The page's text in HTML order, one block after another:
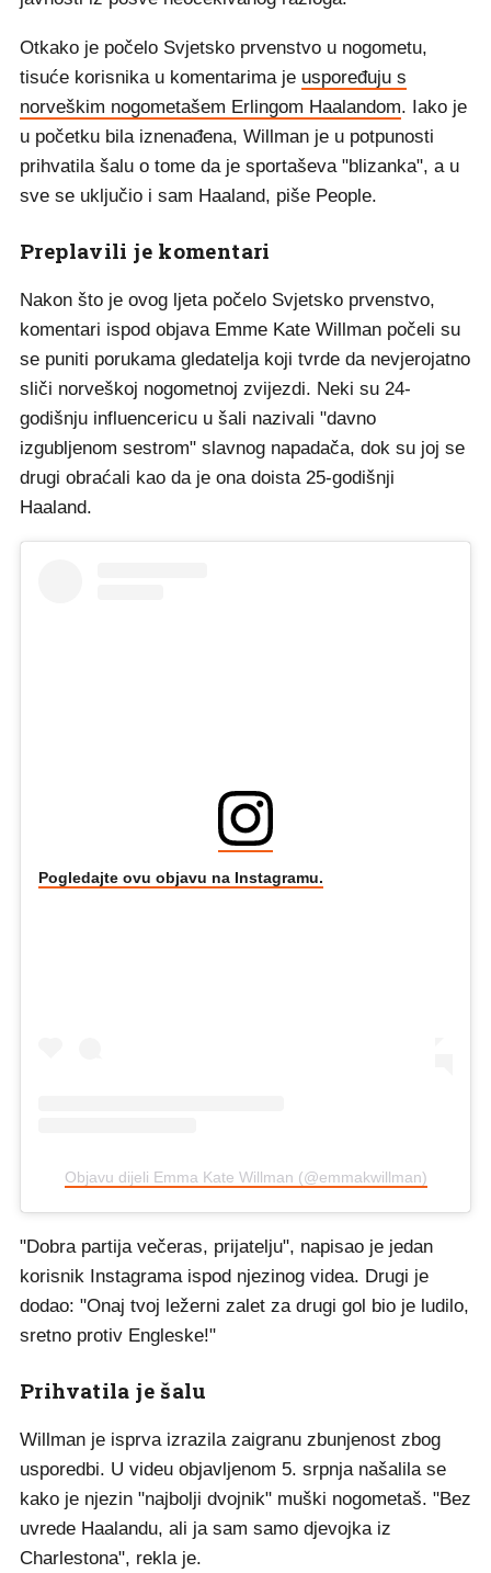
Otkako je počelo Svjetsko prvenstvo u nogometu,
tisuće korisnika u komentarima je uspoređuju s
norveškim nogometašem Erlingom Haalandom. Iako je
u početku bila iznenađena, Willman je u potpunosti
prihvatila šalu o tome da je sportaševa "blizanka", a u
sve se uključio i sam Haaland, piše People.
Preplavili je komentari
Nakon što je ovog ljeta počelo Svjetsko prvenstvo,
komentari ispod objava Emme Kate Willman počeli su
se puniti porukama gledatelja koji tvrde da nevjerojatno
sliči norveškoj nogometnoj zvijezdi. Neki su 24-
godišnju influencericu u šali nazivali "davno
izgubljenom sestrom" slavnog napadača, dok su joj se
drugi obraćali kao da je ona doista 25-godišnji
Haaland.
Pogledajte ovu objavu na Instagramu.
Objavu dijeli Emma Kate Willman (@emmakwillman)
"Dobra partija večeras, prijatelju", napisao je jedan
korisnik Instagrama ispod njezinog videa. Drugi je
dodao: "Onaj tvoj ležerni zalet za drugi gol bio je ludilo,
sretno protiv Engleske!"
Prihvatila je šalu
Willman je isprva izrazila zaigranu zbunjenost zbog
usporedbi. U videu objavljenom 5. srpnja našalila se
kako je njezin "najbolji dvojnik" muški nogometaš. "Bez
uvrede Haalandu, ali ja sam samo djevojka iz
Charlestona", rekla je.